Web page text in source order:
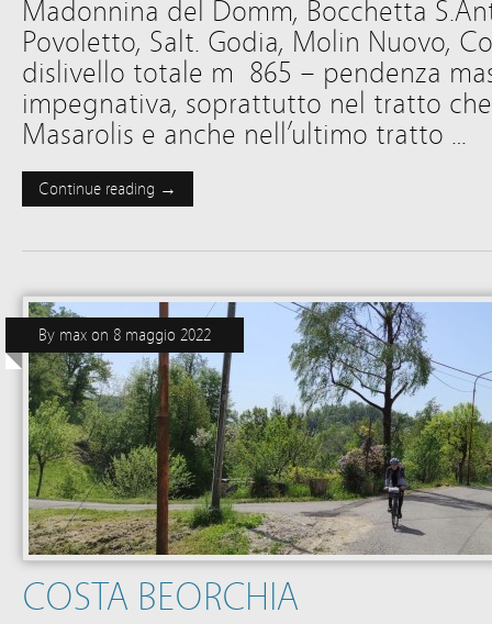
Madonnina del Domm, Bocchetta
Povoletto, Salt. Godia, Molin Nuovo,
dislivello totale m 865 – pendenza
impegnativa, soprattutto nel tratto
Masarolis e anche nell’ultimo tratto …
Continue reading →
COSTA BEORCHIA
By max on 8 maggio 2022